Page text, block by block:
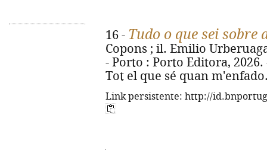
16 - Tudo o que sei sobre
Copons ; il. Emilio
- Porto : Porto Editora,
Tot el que sé quan
Link persistente: http://